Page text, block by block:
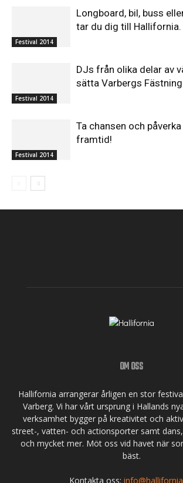
Festival 2014
Longboard, bil, buss
tar du dig till Hallifornia.
Festival 2014
DJs från olika delar av
sätta Varbergs
Festival 2014
Ta chansen och
framtid!
OM OSS
Hallifornia arrangerar årligen en stor
Varberg. Vi har vårt ursprung i Hallands
verksamhet bygger på kreativitet och
street-, vatten- och actionsporter samt
och mycket mer. Möt oss vid havet när
bäst.
Kontakta oss: